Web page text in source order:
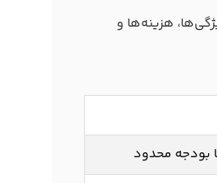
هزینه‌ها و
بودجه محدود